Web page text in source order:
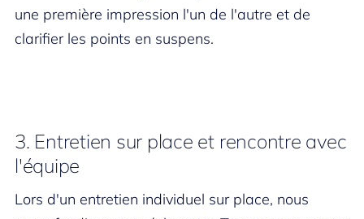
une première impression l'un de l'autre et de
clarifier les points en suspens.
3. Entretien sur place et rencontre avec
l'équipe
Lors d'un entretien individuel sur place, nous